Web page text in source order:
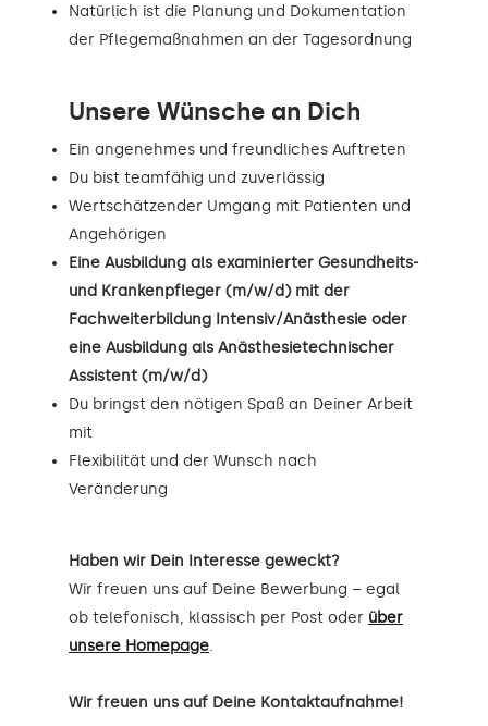
Natürlich ist die Planung und Dokumentation
der Pflegemaßnahmen an der Tagesordnung
Unsere Wünsche an Dich
Ein angenehmes und freundliches Auftreten
Du bist teamfähig und zuverlässig
Wertschätzender Umgang mit Patienten und
Angehörigen
Eine Ausbildung als examinierter Gesundheits-
und Krankenpfleger (m/w/d) mit der
Fachweiterbildung Intensiv/Anästhesie oder
eine Ausbildung als Anästhesietechnischer
Assistent (m/w/d)
Du bringst den nötigen Spaß an Deiner Arbeit
mit
Flexibilität und der Wunsch nach
Veränderung
Haben wir Dein Interesse geweckt?
Wir freuen uns auf Deine Bewerbung – egal
ob telefonisch, klassisch per Post oder über
unsere Homepage.
Wir freuen uns auf Deine Kontaktaufnahme!